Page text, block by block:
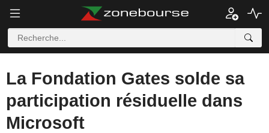
La Fondation Gates solde sa
participation résiduelle dans
Microsoft